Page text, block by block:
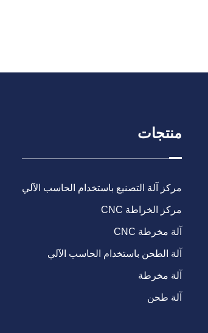
منتجات
مركز آلة التصنيع باستخدام الحاسب الآلي
مركز الخراطة CNC
آلة مخرطة CNC
آلة الطحن باستخدام الحاسب الآلي
آلة مخرطة
آلة طحن